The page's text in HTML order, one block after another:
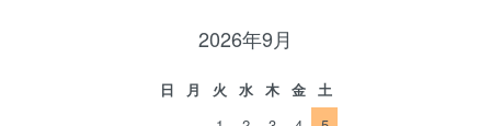
2026年9月
日 月 火 水 木 金
土